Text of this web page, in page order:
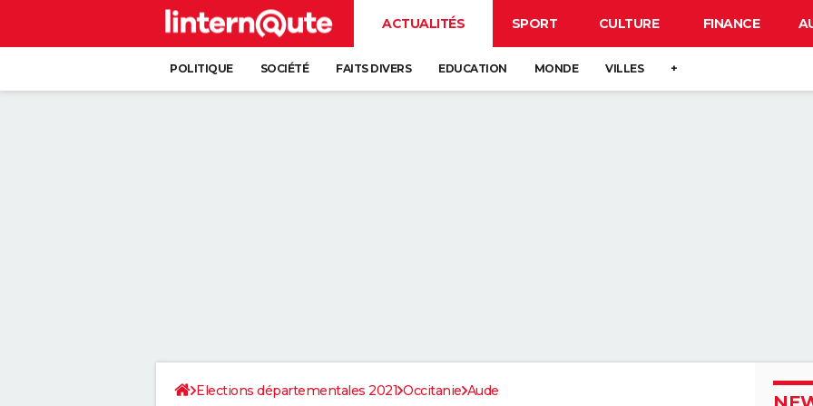
ACTUALITÉS SPORT CULTURE FINANCE
POLITIQUE SOCIÉTÉ FAITS DIVERS EDUCATION MONDE VILLES +
Elections départementales 2021 Occitanie Aude